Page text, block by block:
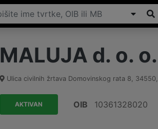
MALUJA d. o. o.
Ulica civilnih žrtava Domovinskog rata 8, 34550,
AKTIVAN OIB 10361328020